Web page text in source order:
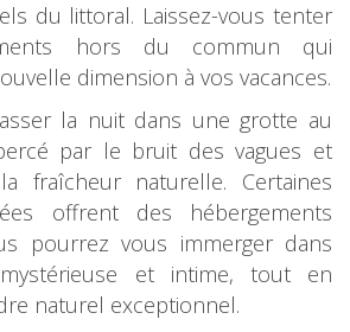
du littoral. Laissez-vous tenter
hors du commun qui
dimension à vos vacances.
la nuit dans une grotte au
par le bruit des vagues et
fraîcheur naturelle. Certaines
offrent des hébergements
pourrez vous immerger dans
et intime, tout en
naturel exceptionnel.